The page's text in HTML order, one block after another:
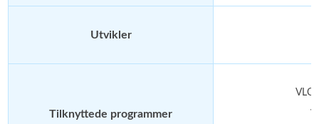
Utvikler
Tilknyttede programmer
VLC